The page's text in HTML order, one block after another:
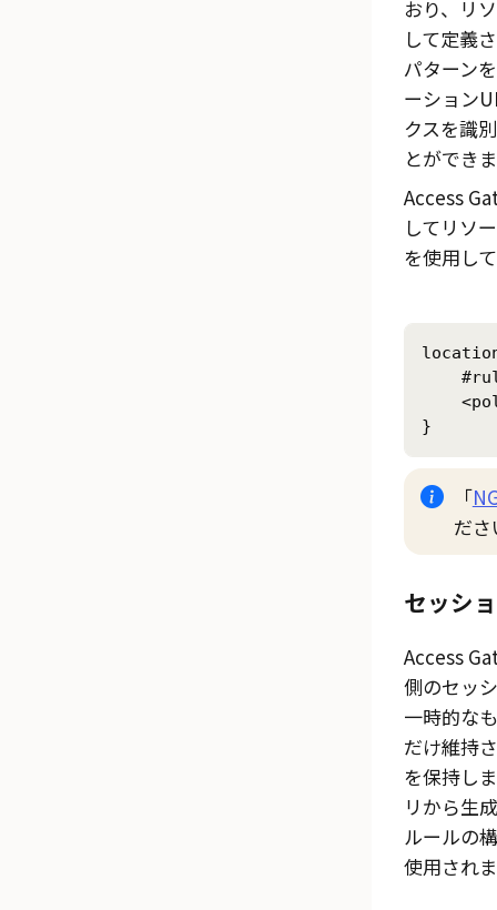
おり、リ
して定義
パターン
ーション
クスを識
とができ
Access
してリソ
を使用し
}
「
だ
セッシ
Access
側のセッ
一時的な
だけ維持
を保持し
リから生
ルールの
使用され